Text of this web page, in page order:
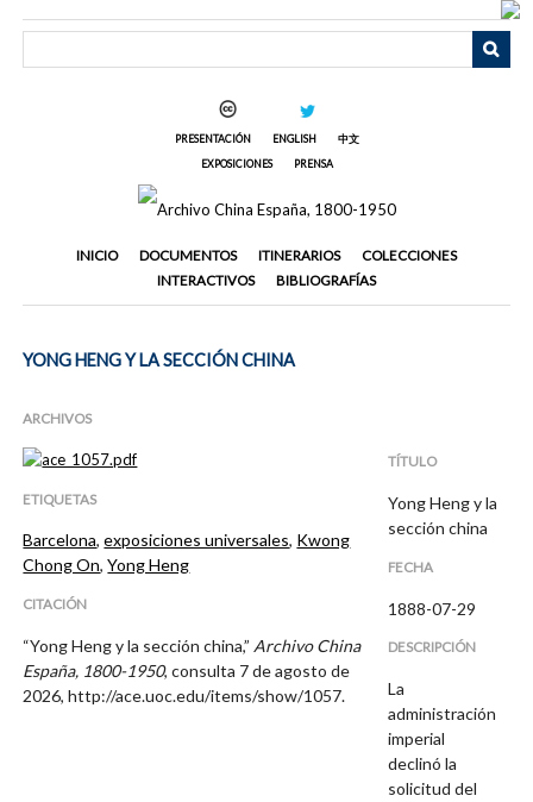
PRESENTACIÓN ENGLISH
中文
EXPOSICIONES
PRENSA
INICIO DOCUMENTOS ITINERARIOS
COLECCIONES
INTERACTIVOS
BIBLIOGRAFÍAS
YONG HENG Y LA SECCIÓN CHINA
ARCHIVOS
ETIQUETAS
Barcelona,exposiciones universales, Kwong
Chong On,Yong Heng
CITACIÓN
“Yong Heng y la sección china,” Archivo China
España, 1800-1950, consulta 7 de agosto de
2026,http://ace.uoc.edu/items/show/1057.
TÍTULO
Yong Heng y la
sección china
FECHA
1888-07-29
DESCRIPCIÓN
La
administración
imperial
declinó la
solicitud del